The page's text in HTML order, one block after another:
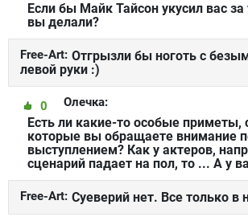
Если бы Майк Тайсон укусил вас
вы делали?
Free-Art: Отгрызли бы ноготь с
левой руки :)
Олечка:
0
Есть ли какие-то особые приметы,
которые вы обращаете внимание
выступлением? Как у актеров,
сценарий падает на пол, то ... А у
Free-Art: Суеверий нет. Все только в